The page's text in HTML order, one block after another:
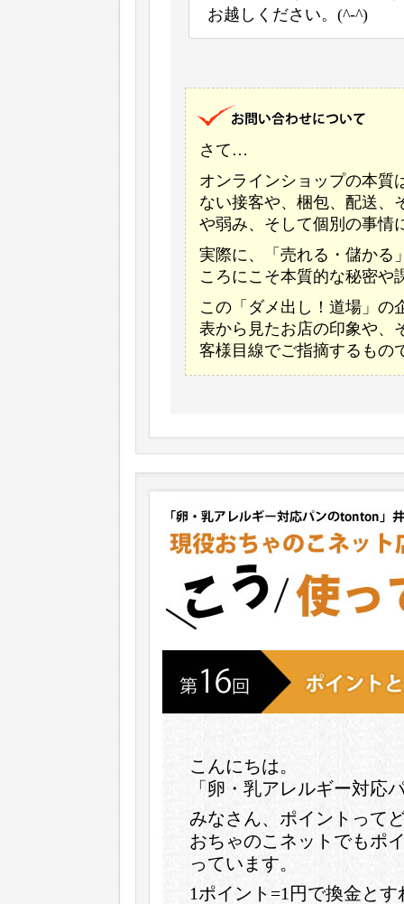
お越しください。(^-^)
さて…
オンラインショップの本質
ない接客や、梱包、配送、
や弱み、そして個別の事情
実際に、「売れる・儲かる
ころにこそ本質的な秘密や
この「ダメ出し！道場」の
表から見たお店の印象や、
客様目線でご指摘するもの
こんにちは。
「卵・乳アレルギー対応
みなさん、ポイントって
おちゃのこネットでもポ
っています。
1ポイント=1円で換金とす